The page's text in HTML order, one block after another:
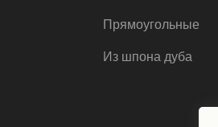
Прямоугольные
Из шпона дуба